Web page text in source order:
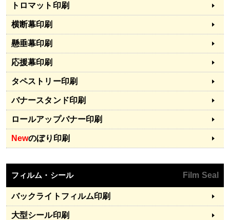
トロマット印刷
横断幕印刷
懸垂幕印刷
応援幕印刷
タペストリー印刷
バナースタンド印刷
ロールアップバナー印刷
Newのぼり印刷
フィルム・シール Film Seal
バックライトフィルム印刷
大型シール印刷